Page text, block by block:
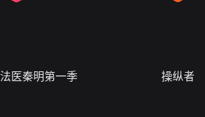
法医秦明第一季 操纵者